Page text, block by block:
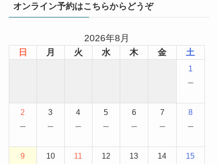
オンライン予約はこちらからどうぞ
2026年8月
日 月 火 水 木 金 土
1
−
2
−
3
−
4
−
5
−
6
−
7
−
8
−
9 10 11 12 13 14 15